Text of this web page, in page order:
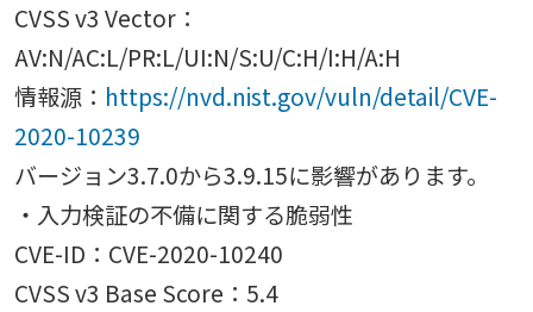
CVSS v3 Vector：
AV:N/AC:L/PR:L/UI:N/S:U/C:H/I:H/A:H
情報源： https://nvd.nist.gov/vuln/detail/CVE-
2020-10239
バージョン3.7.0から3.9.15に影響があります。
・入力検証の不備に関する脆弱性
CVE-ID：CVE-2020-10240
CVSS v3 Base Score：5.4